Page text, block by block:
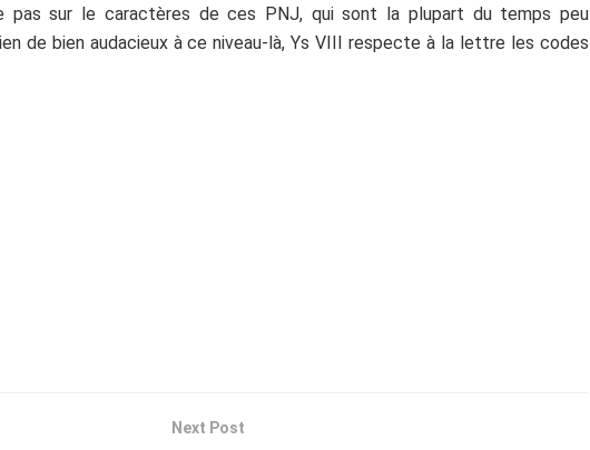
pas sur le caractères de ces PNJ, qui sont la plupart du temps peu
de bien audacieux à ce niveau-là, Ys VIII respecte à la lettre les codes
Next Post